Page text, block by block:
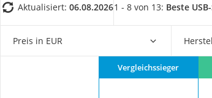
Acer
Aktualisiert: 06.08.20261 - 8 von 13: Beste
Preis in EUR
Vergleichssieger